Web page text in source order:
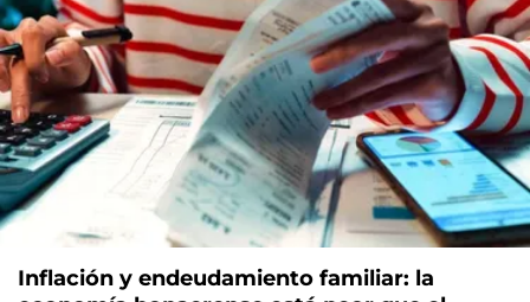
Inflación y endeudamiento familiar: la